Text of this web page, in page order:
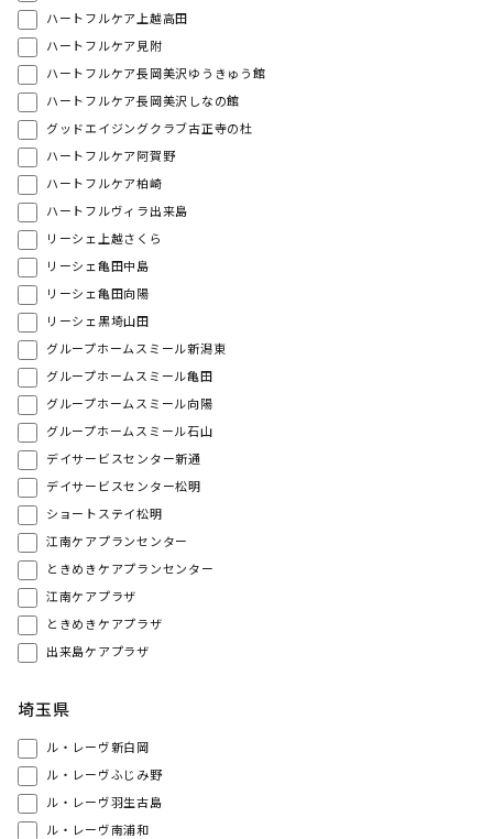
ハートフルケア上越高田
ハートフルケア見附
ハートフルケア長岡美沢ゆうきゅう館
ハートフルケア長岡美沢しなの館
グッドエイジングクラブ古正寺の杜
ハートフルケア阿賀野
ハートフルケア柏崎
ハートフルヴィラ出来島
リーシェ上越さくら
リーシェ亀田中島
リーシェ亀田向陽
リーシェ黒埼山田
グループホームスミール新潟東
グループホームスミール亀田
グループホームスミール向陽
グループホームスミール石山
デイサービスセンター新通
デイサービスセンター松明
ショートステイ松明
江南ケアプランセンター
ときめきケアプランセンター
江南ケアプラザ
ときめきケアプラザ
出来島ケアプラザ
埼玉県
ル・レーヴ新白岡
ル・レーヴふじみ野
ル・レーヴ羽生古島
ル・レーヴ南浦和